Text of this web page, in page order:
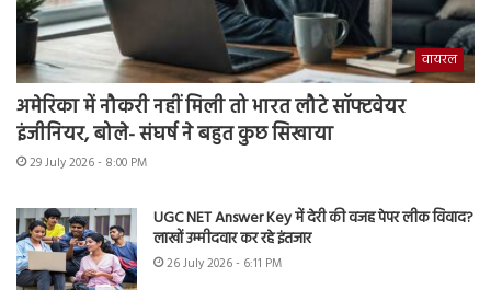
वायरल
अमेरिका में नौकरी नहीं मिली तो भारत लौटे सॉफ्टवेयर
इंजीनियर, बोले- संघर्ष ने बहुत कुछ सिखाया
29 July 2026 - 8:00 PM
UGC NET Answer Key में देरी की वजह पेपर लीक विवाद?
लाखों उम्मीदवार कर रहे इंतजार
26 July 2026 - 6:11 PM